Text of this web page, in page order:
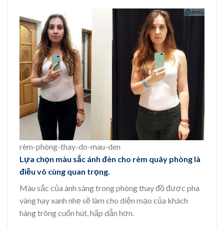
rèm-phòng-thay-do-mau-den
Lựa chọn màu sắc ánh đèn cho rèm quây phòng là
điều vô cùng quan trọng.
Màu sắc của ánh sáng trong phòng thay đồ được pha
vàng hay xanh nhẹ sẽ làm cho diện mạo của khách
hàng trông cuốn hút, hấp dẫn hơn.